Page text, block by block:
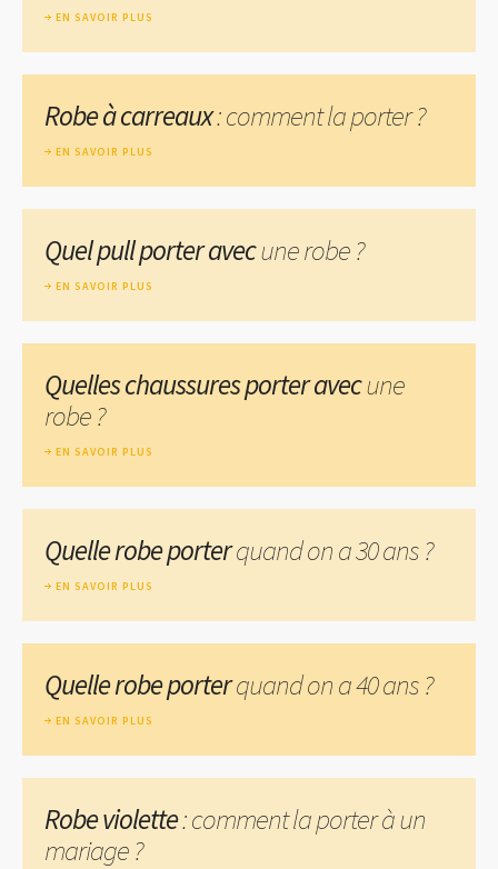
EN SAVOIR PLUS
Robe à carreaux: comment la porter ?
EN SAVOIR PLUS
Quel pull porter avecune robe ?
EN SAVOIR PLUS
Quelles chaussures porter avecune
robe ?
EN SAVOIR PLUS
Quelle robe porterquand on a 30 ans ?
EN SAVOIR PLUS
Quelle robe porterquand on a 40 ans ?
EN SAVOIR PLUS
Robe violette: comment la porter à un
mariage ?